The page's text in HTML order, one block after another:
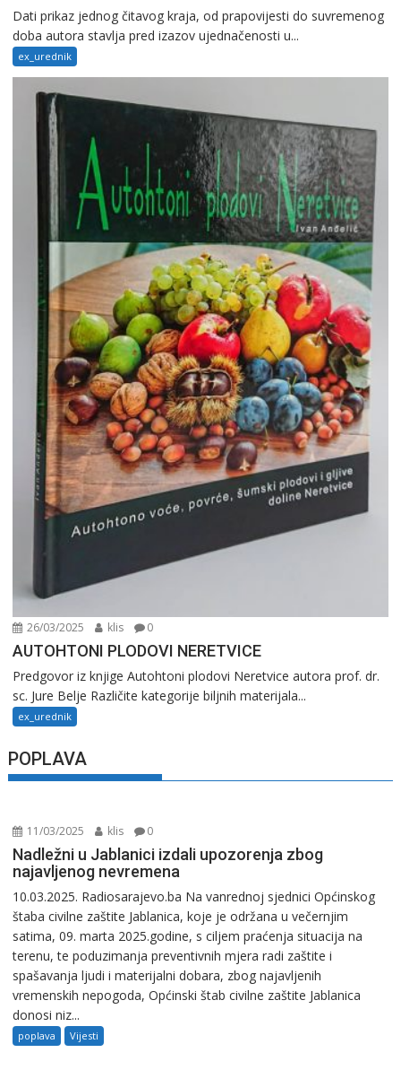
Dati prikaz jednog čitavog kraja, od prapovijesti do suvremenog
doba autora stavlja pred izazov ujednačenosti u...
ex_urednik
26/03/2025 klis 0
AUTOHTONI PLODOVI NERETVICE
Predgovor iz knjige Autohtoni plodovi Neretvice autora prof. dr.
sc. Jure Belje Različite kategorije biljnih materijala...
ex_urednik
POPLAVA
11/03/2025 klis 0
Nadležni u Jablanici izdali upozorenja zbog
najavljenog nevremena
10.03.2025. Radiosarajevo.ba Na vanrednoj sjednici Općinskog
štaba civilne zaštite Jablanica, koje je održana u večernjim
satima, 09. marta 2025.godine, s ciljem praćenja situacija na
terenu, te poduzimanja preventivnih mjera radi zaštite i
spašavanja ljudi i materijalni dobara, zbog najavljenih
vremenskih nepogoda, Općinski štab civilne zaštite Jablanica
donosi niz...
poplava Vijesti